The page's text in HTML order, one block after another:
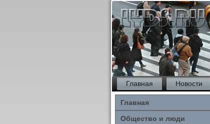
Главная Новости
Главная
Общество и люди